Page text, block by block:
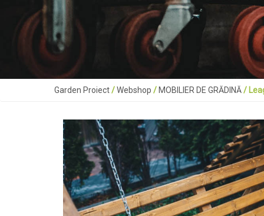
Garden Proiect/Webshop / MOBILIER DE GRĂDINĂ/